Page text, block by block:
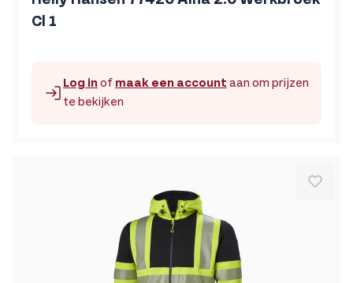
Cl 1
Log inof maak een account aan om prijzen
te bekijken